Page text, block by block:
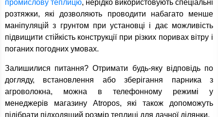
промислову теплицю, нерідко використовують спеціальні
розтяжки, які дозволяють проводити набагато менше
маніпуляцій з грунтом при установці і дає можливість
підвищити стійкість конструкції при різких поривах вітру і
поганих погодних умовах.
Залишилися питання? Отримати будь-яку відповідь по
догляду, встановлення або зберігання парника з
агроволокна, можна в телефонному режимі у
менеджерів магазину Atropos, які також допоможуть
підібрати підходящий розмір теплиці для дачної ділянки.